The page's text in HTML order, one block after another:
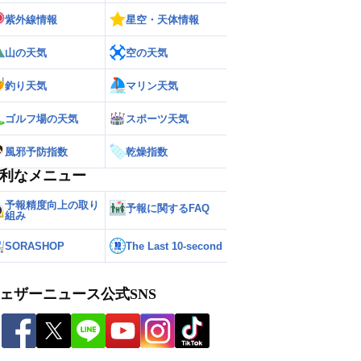
紫外線情報 星空・天体情報
山の天気 空の天気
釣り天気 マリン天気
ゴルフ場の天気 スポーツ天気
風邪予防指数 乾燥指数
なメニュー
予報精度向上の取り
組み
予報に関するFAQ
SORASHOP The Last 10-second
ザーニュース公式SNS